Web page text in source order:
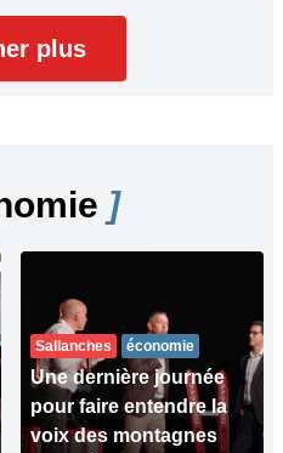
plus
]
Sallanches économie
Une dernière journée
pour faire entendre la
voix des montagnes